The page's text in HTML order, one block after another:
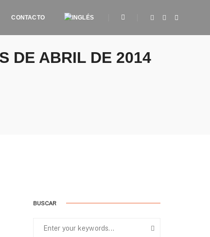
CONTACTO
DE ABRIL DE 2014
BUSCAR